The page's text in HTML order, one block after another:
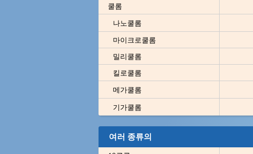
쿨롬
나노쿨롬
마이크로쿨롬
밀리쿨롬
킬로쿨롬
메가쿨롬
기가쿨롬
여러 종류의